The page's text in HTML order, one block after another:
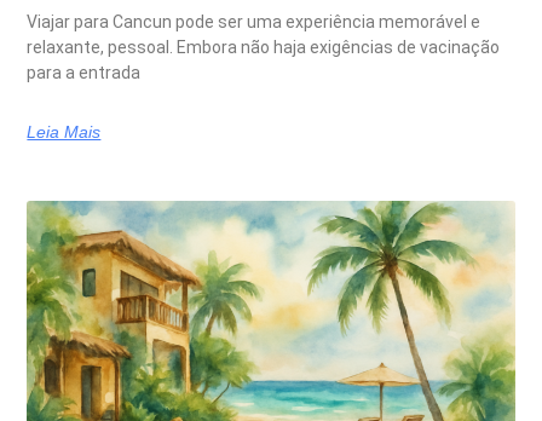
Viajar para Cancun pode ser uma experiência memorável e
relaxante, pessoal. Embora não haja exigências de vacinação
para a entrada
Leia Mais